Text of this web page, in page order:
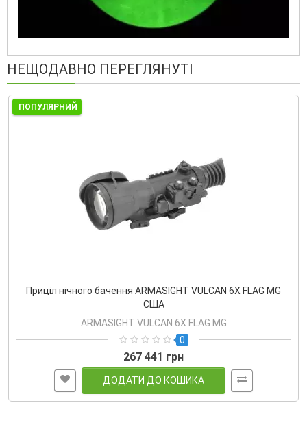
НЕЩОДАВНО ПЕРЕГЛЯНУТІ
ПОПУЛЯРНИЙ
Приціл нічного бачення ARMASIGHT VULCAN 6X FLAG MG
США
ARMASIGHT VULCAN 6X FLAG MG
0
267 441 грн
ДОДАТИ ДО КОШИКА